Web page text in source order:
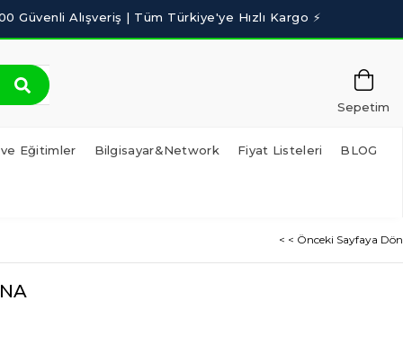
Sepetim
ve Eğitimler Bilgisayar&Network Fiyat Listeleri BLOG
< < Önceki Sayfaya Dön